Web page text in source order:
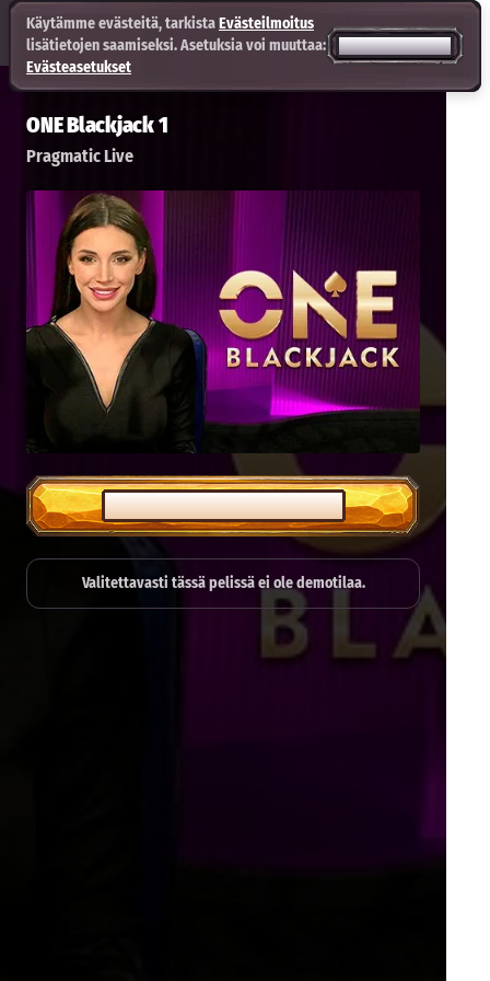
ONE Blackjack 1
Pragmatic Live
PELAA OIKEALLA RAHALLA
Valitettavasti tässä pelissä ei ole demotilaa.
Käytämme evästeitä, tarkistaEvästeilmoitus
lisätietojen saamiseksi. Asetuksia voi muuttaa:
Evästeasetukset
HYVÄKSY KAIKKI